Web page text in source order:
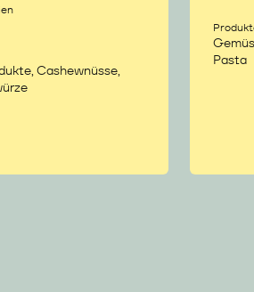
Cashewnüsse,
Pasta